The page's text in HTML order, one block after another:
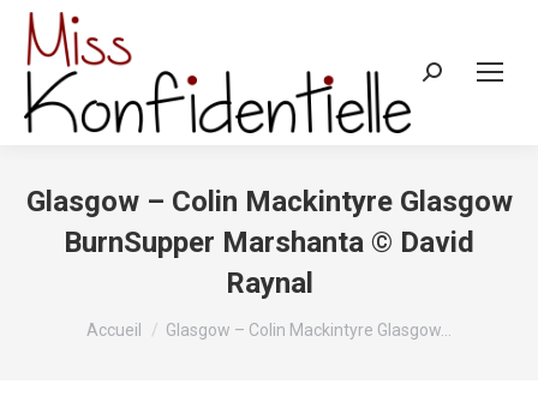
Recherche
Glasgow – Colin Mackintyre Glasgow
BurnSupper Marshanta © David
Raynal
Vous êtes ici :
Accueil Glasgow – Colin Mackintyre Glasgow…